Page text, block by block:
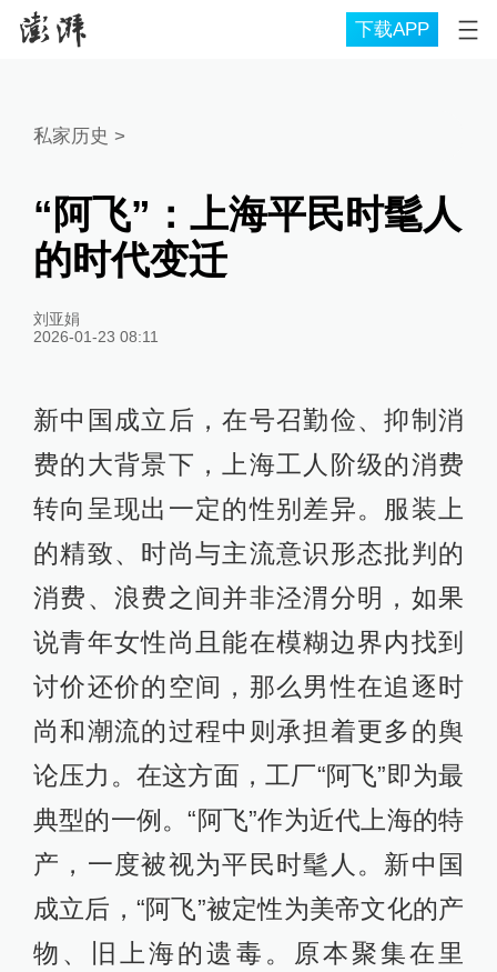
下载APP
私家历史 >
“阿飞”：上海平民时髦人
的时代变迁
刘亚娟
2026-01-23 08:11
新中国成立后，在号召勤俭、抑制消
费的大背景下，上海工人阶级的消费
转向呈现出一定的性别差异。服装上
的精致、时尚与主流意识形态批判的
消费、浪费之间并非泾渭分明，如果
说青年女性尚且能在模糊边界内找到
讨价还价的空间，那么男性在追逐时
尚和潮流的过程中则承担着更多的舆
论压力。在这方面，工厂“阿飞”即为最
典型的一例。“阿飞”作为近代上海的特
产，一度被视为平民时髦人。新中国
成立后，“阿飞”被定性为美帝文化的产
物、旧上海的遗毒。原本聚集在里